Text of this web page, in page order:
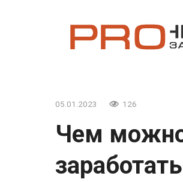
05.01.2023 126
Чем